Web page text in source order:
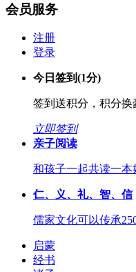
会员服务
注册
登录
今日签到(1分)
签到送积分，积分换
立即签到
亲子阅读
和孩子一起共读一本
仁、义、礼、智、信
儒家文化可以传承
启蒙
经书